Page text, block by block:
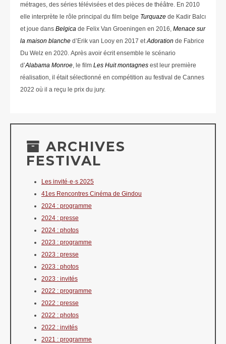
métrages, des séries télévisées et des pièces de théâtre. En 2010
elle interprète le rôle principal du film belge Turquaze de Kadir Balcı
et joue dans Belgica de Felix Van Groeningen en 2016, Menace sur
la maison blanche d’Erik van Looy en 2017 et Adoration de Fabrice
Du Welz en 2020. Après avoir écrit ensemble le scénario
d’Alabama Monroe , le film Les Huit montagnes est leur première
réalisation, il était sélectionné en compétition au festival de Cannes
2022 où il a reçu le prix du jury.
ARCHIVES
FESTIVAL
Les invité·e·s 2025
41es Rencontres Cinéma de Gindou
2024 : programme
2024 : presse
2024 : photos
2023 : programme
2023 : presse
2023 : photos
2023 : invités
2022 : programme
2022 : presse
2022 : photos
2022 : invités
2021 : programme